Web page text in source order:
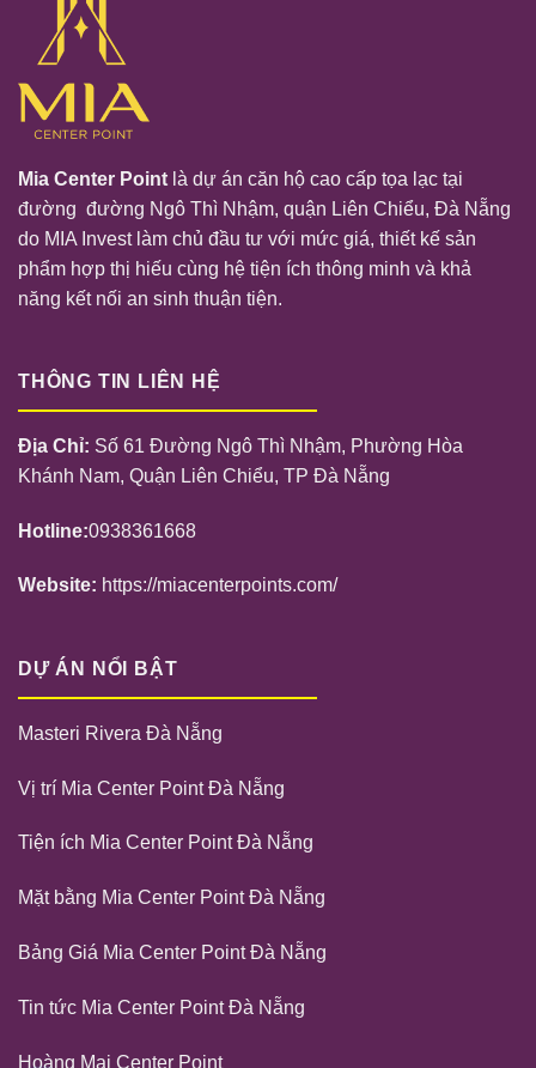
Mia Center Point là dự án căn hộ cao cấp tọa lạc tại
đường đường Ngô Thì Nhậm, quận Liên Chiểu, Đà Nẵng
do MIA Invest làm chủ đầu tư với mức giá, thiết kế sản
phẩm hợp thị hiếu cùng hệ tiện ích thông minh và khả
năng kết nối an sinh thuận tiện.
THÔNG TIN LIÊN HỆ
Địa Chỉ: Số 61 Đường Ngô Thì Nhậm, Phường Hòa
Khánh Nam, Quận Liên Chiểu, TP Đà Nẵng
Hotline:0938361668
Website: https://miacenterpoints.com/
DỰ ÁN NỔI BẬT
Masteri Rivera Đà Nẵng
Vị trí Mia Center Point Đà Nẵng
Tiện ích Mia Center Point Đà Nẵng
Mặt bằng Mia Center Point Đà Nẵng
Bảng Giá Mia Center Point Đà Nẵng
Tin tức Mia Center Point Đà Nẵng
Hoàng Mai Center Point